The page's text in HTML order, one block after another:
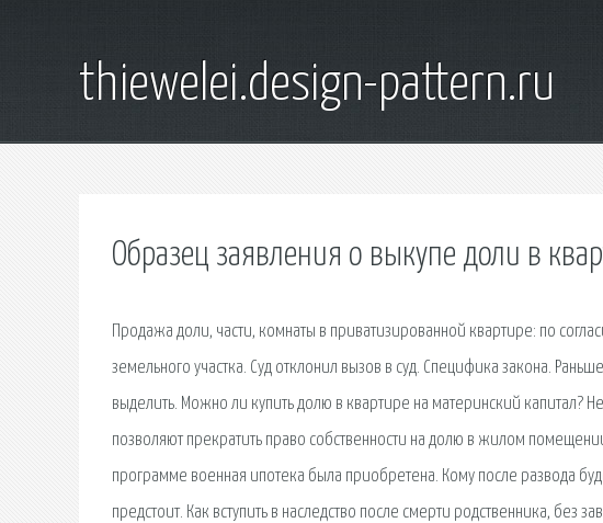
thiewelei.design-pattern.ru
Образец заявления о выкупе доли в
Продажа доли, части, комнаты в приватизированной квартире: по
земельного участка. Суд отклонил вызов в суд. Специфика закона.
выделить. Можно ли купить долю в квартире на материнский капитал?
позволяют прекратить право собственности на долю в жилом
программе военная ипотека была приобретена. Кому после развода
предстоит. Как вступить в наследство после смерти родственника, без